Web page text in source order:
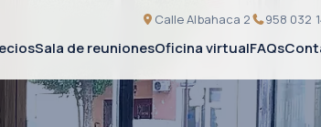
Calle Albahaca 2 958 032
Sala de reunionesOficina virtualFAQs